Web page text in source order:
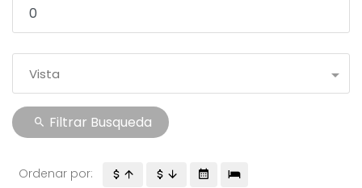
Vista
Filtrar Busqueda
Ordenar por: